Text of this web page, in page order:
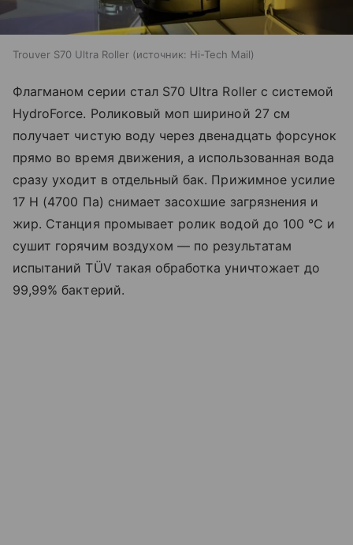
Trouver S70 Ultra Roller источник: Hi-Tech Mail
Флагманом серии стал S70 Ultra Roller с системой
HydroForce. Роликовый моп шириной 27 см
получает чистую воду через двенадцать форсунок
прямо во время движения, а использованная вода
сразу уходит в отдельный бак. Прижимное усилие
17 Н (4700 Па) снимает засохшие загрязнения и
жир. Станция промывает ролик водой до 100 °C и
сушит горячим воздухом — по результатам
испытаний TÜV такая обработка уничтожает до
99,99% бактерий.